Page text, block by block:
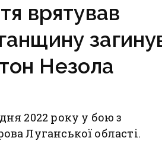
врятував
Незола
2022 року у бою з
Луганської області.